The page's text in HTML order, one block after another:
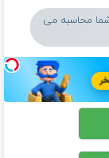
محاسبه می